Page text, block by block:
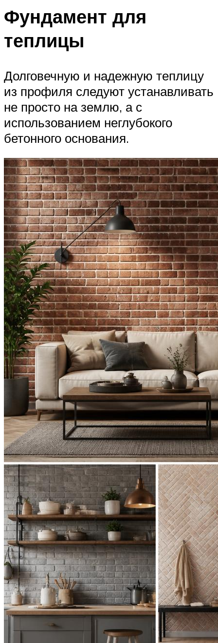
Фундамент для
теплицы
Долговечную и надежную теплицу
из профиля следуют устанавливать
не просто на землю, а с
использованием неглубокого
бетонного основания.